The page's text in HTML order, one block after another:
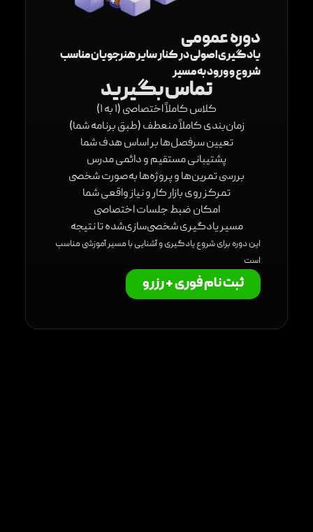
دوره عمومی
یادگیری اصولی در کنار سایر هنرجویان مناسب
شروع و ورود به مسیر
تماس بگیرید
کلاس کاملاً اختصاصی (۱ به ۱)
زمان‌بندی کاملاً منعطف (طبق برنامه شما)
تعیین سرفصل‌ها بر اساس هدف شما
پشتیبانی مستقیم و دائمی مدرس
بررسی تمرین‌ها و پروژه‌ها به‌صورت شخصی
تمرکز روی بازار کار و نیاز واقعی شما
امکان ضبط جلسات اختصاصی
مسیر یادگیری شخصی‌سازی‌شده تا نتیجه
این دوره برای شروع یادگیری و آشنایی با مسیر آموزشی مناسب
است
ثبت نام فوری + رزرو